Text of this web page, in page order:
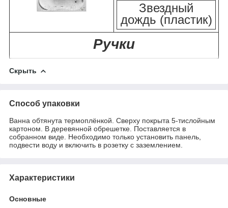
Звездный
дождь (пластик)
Ручки
Скрыть
Способ упаковки
Ванна обтянута термоплёнкой. Сверху покрыта 5-тислойным
картоном. В деревянной обрешетке. Поставляется в
собранном виде. Необходимо только установить панель,
подвести воду и включить в розетку с заземлением.
Характеристики
Основные